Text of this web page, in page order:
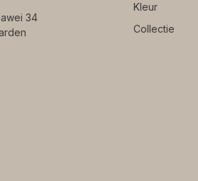
34
Kleur
Collectie